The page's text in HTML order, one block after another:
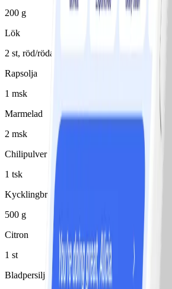
200 g
Lök
2 st, röd/röda
Rapsolja
1 msk
Marmelad
2 msk
Chilipulver
1 tsk
Kycklingbröstfilé
500 g
Citron
1 st
Bladpersilja